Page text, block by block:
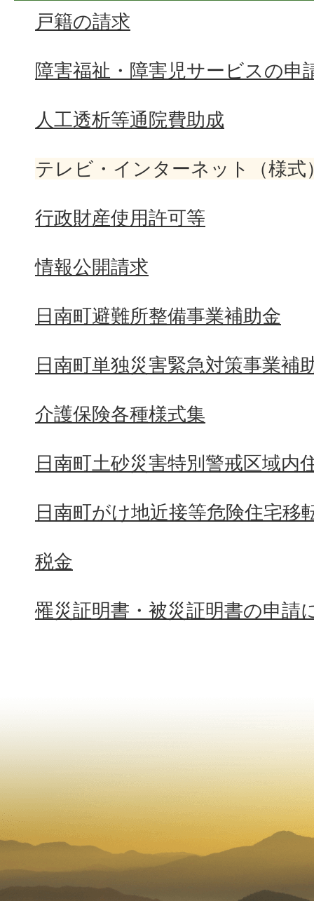
戸籍の請求
障害福祉・障害児サービスの申
人工透析等通院費助成
テレビ・インターネット（様式
行政財産使用許可等
情報公開請求
日南町避難所整備事業補助金
日南町単独災害緊急対策事業補
介護保険各種様式集
日南町土砂災害特別警戒区域内
日南町がけ地近接等危険住宅移
税金
罹災証明書・被災証明書の申請